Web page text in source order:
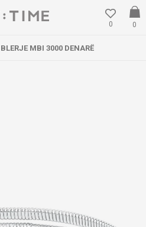
0
0
MBI 3000 DENARË